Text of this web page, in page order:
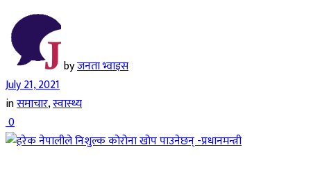
byजनता भ्वाइस
July 21, 2021
inसमाचार,स्वास्थ्य
0